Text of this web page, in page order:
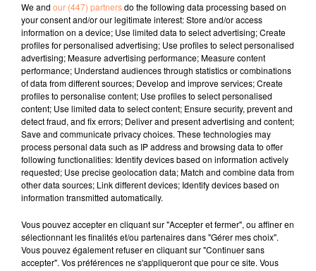
fil actus
4 juillet 2022
Radio Star Live avec Dadju
27 juin 2022
Marseille : une application pour mettre en
relation extras et...
27 juin 2022
Le cocholed pour jouer à la pétanque
jusqu'au bout de la nuit !
10 mai 2022
Toulon : des quais électrifiés pour 2023 !
10 mai 2022
We and our (447) partnersdo the following data processing based on
your consent and/or our legitimate interest: Store and/or access
information on a device; Use limited data to select advertising; Create
profiles for personalised advertising; Use profiles to select personalised
advertising; Measure advertising performance; Measure content
performance; Understand audiences through statistics or combinations
of data from different sources; Develop and improve services; Create
profiles to personalise content; Use profiles to select personalised
content; Use limited data to select content; Ensure security, prevent and
detect fraud, and fix errors; Deliver and present advertising and content;
Save and communicate privacy choices. These technologies may
process personal data such as IP address and browsing data to offer
following functionalities: Identify devices based on information actively
requested; Use precise geolocation data; Match and combine data from
other data sources; Link different devices; Identify devices based on
information transmitted automatically.
Vous pouvez accepter en cliquant sur "Accepter et fermer", ou affiner en
sélectionnant les finalités et/ou partenaires dans "Gérer mes choix".
Vous pouvez également refuser en cliquant sur "Continuer sans
accepter". Vos préférences ne s'appliqueront que pour ce site. Vous